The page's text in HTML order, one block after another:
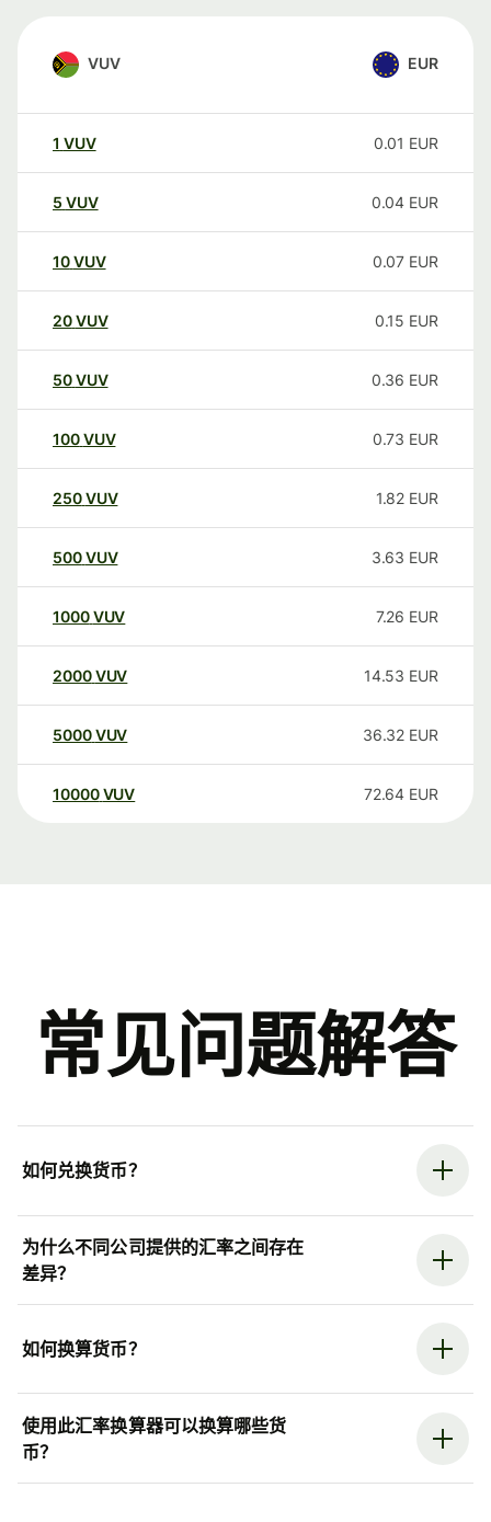
VUV EUR
1 VUV 0.01 EUR
5 VUV 0.04 EUR
10VUV 0.07 EUR
20VUV 0.15 EUR
50VUV 0.36 EUR
100VUV 0.73 EUR
250VUV 1.82 EUR
500VUV 3.63 EUR
1000VUV 7.26 EUR
2000VUV 14.53 EUR
5000VUV 36.32 EUR
10000 VUV 72.64 EUR
常见问题解答
如何兑换货币？
为什么不同公司提供的汇率之间存在
差异？
如何换算货币？
使用此汇率换算器可以换算哪些货
币？